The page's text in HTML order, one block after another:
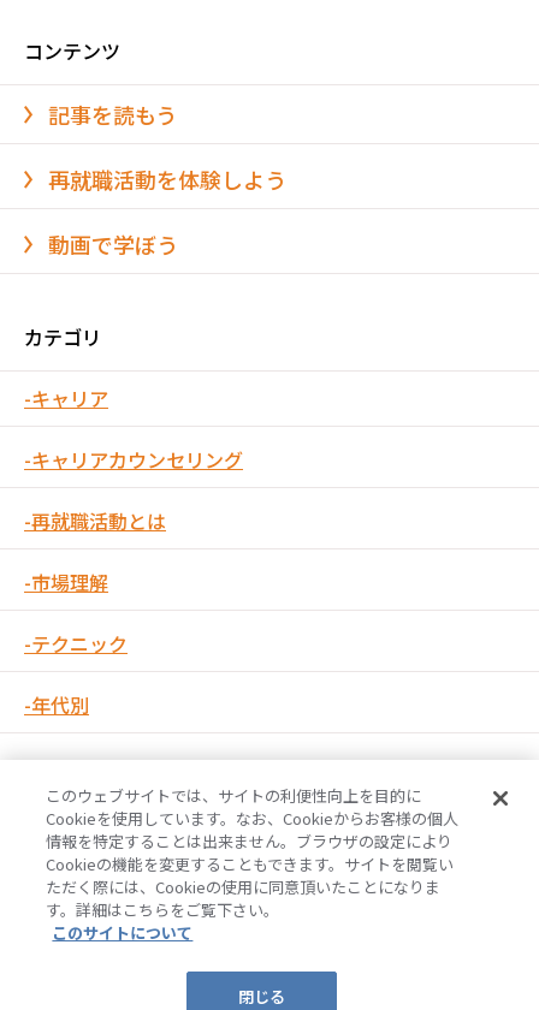
コンテンツ
記事を読もう
再就職活動を体験しよう
動画で学ぼう
カテゴリ
キャリア
キャリアカウンセリング
再就職活動とは
市場理解
テクニック
年代別
再就職活動ライブラリ
キャリアカフェ
このウェブサイトでは、サイトの利便性向上を目的に
Cookieを使用しています。なお、Cookieからお客様の個人
情報を特定することは出来ません。ブラウザの設定により
Cookieの機能を変更することもできます。サイトを閲覧い
ただく際には、Cookieの使用に同意頂いたことになりま
す。詳細はこちらをご覧下さい。
このサイトについて
閉じる